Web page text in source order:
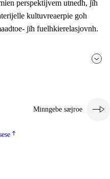
perspektijvem utnedh, jïh
kultuvreaerpie goh
jïh fuelhkierelasjovnh.
Minngebe sæjroe